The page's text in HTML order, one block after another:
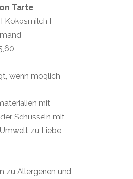
Tarte
Kokosmilch I
wenn möglich
mit
Schüsseln mit
zu Liebe
zu Allergenen und